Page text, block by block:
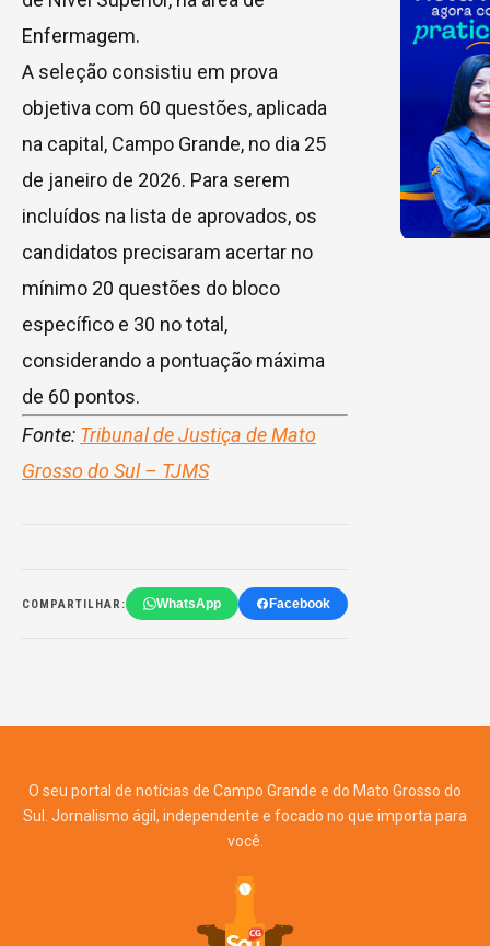
Enfermagem.
A seleção consistiu em prova
objetiva com 60 questões, aplicada
na capital, Campo Grande, no dia 25
de janeiro de 2026. Para serem
incluídos na lista de aprovados, os
candidatos precisaram acertar no
mínimo 20 questões do bloco
específico e 30 no total,
considerando a pontuação máxima
de 60 pontos.
Fonte: Tribunal de Justiça de Mato
Grosso do Sul – TJMS
COMPARTILHAR: WhatsApp Facebook
O seu portal de notícias de Campo Grande e do Mato Grosso do
Sul. Jornalismo ágil, independente e focado no que importa para
você.